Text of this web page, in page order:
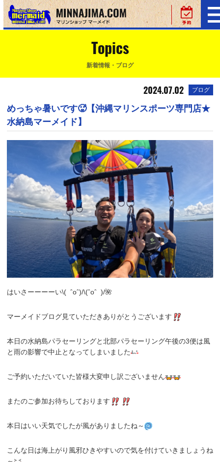
Topics
新着情報・ブログ
2024.07.02 ブログ
めっちゃ暑いです🥵【沖縄マリンスポーツ専門店★
水納島マーメイド】
はいさーーーーい\( ˆoˆ)/\(ˆoˆ )/🌺
マーメイドブログ見ていただきありがとうございます
本日の水納島パラセーリングと北部パラセーリング午後の3便は風
と雨の影響で中止となってしまいました
ご予約いただいていた皆様大変申し訳ございません
またのご参加お待ちしております
本日はいい天気でしたが風がありましたね～
こんな日は海上がり風邪ひきやすいので気を付けていきましょうね